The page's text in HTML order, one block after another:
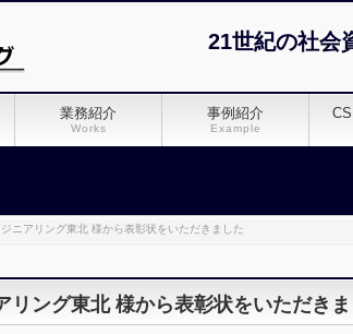
21世紀の社会
業務紹介
Works
事例紹介
Example
ニアリング東北 様から表彰状をいただきました
リング東北 様から表彰状をいただき